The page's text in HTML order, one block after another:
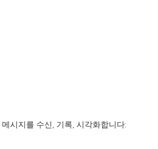
시지를 수신, 기록, 시각화합니다: